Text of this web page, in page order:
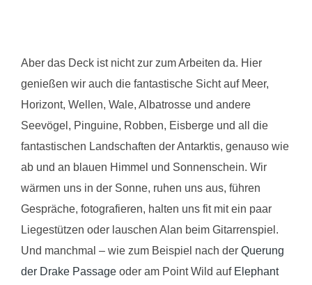
Aber das Deck ist nicht zur zum Arbeiten da. Hier
genießen wir auch die fantastische Sicht auf Meer,
Horizont, Wellen, Wale, Albatrosse und andere
Seevögel, Pinguine, Robben, Eisberge und all die
fantastischen Landschaften der Antarktis, genauso wie
ab und an blauen Himmel und Sonnenschein. Wir
wärmen uns in der Sonne, ruhen uns aus, führen
Gespräche, fotografieren, halten uns fit mit ein paar
Liegestützen oder lauschen Alan beim Gitarrenspiel.
Und manchmal – wie zum Beispiel nach der Querung
der Drake Passage oder am Point Wild auf Elephant